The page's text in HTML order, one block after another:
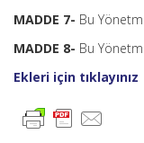
MADDE 7- Bu
MADDE 8- Bu
Ekleri için tıklayınız